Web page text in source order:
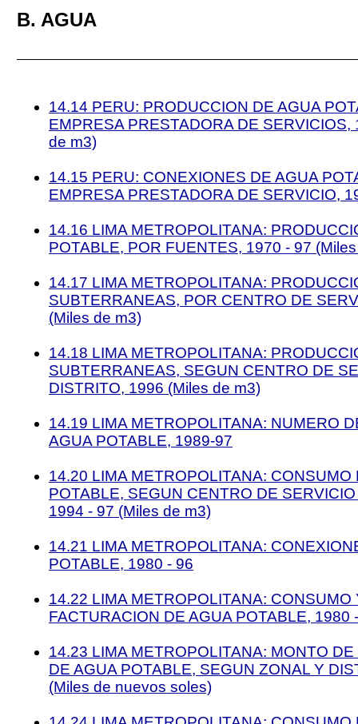
B. AGUA
14.14 PERU: PRODUCCION DE AGUA
EMPRESA PRESTADORA DE SERVICIOS,
de m3)
14.15 PERU: CONEXIONES DE AGUA
EMPRESA PRESTADORA DE SERVICIO,
14.16 LIMA METROPOLITANA:
POTABLE, POR FUENTES, 1970 - 97
14.17 LIMA METROPOLITANA:
SUBTERRANEAS, POR CENTRO DE
(Miles de m3)
14.18 LIMA METROPOLITANA:
SUBTERRANEAS, SEGUN CENTRO DE
DISTRITO, 1996 (Miles de m3)
14.19 LIMA METROPOLITANA: NUMERO
AGUA POTABLE, 1989-97
14.20 LIMA METROPOLITANA: CONSUMO
POTABLE, SEGUN CENTRO DE
1994 - 97 (Miles de m3)
14.21 LIMA METROPOLITANA:
POTABLE, 1980 - 96
14.22 LIMA METROPOLITANA: CONSUMO
FACTURACION DE AGUA POTABLE, 1980
14.23 LIMA METROPOLITANA: MONTO
DE AGUA POTABLE, SEGUN ZONAL Y
(Miles de nuevos soles)